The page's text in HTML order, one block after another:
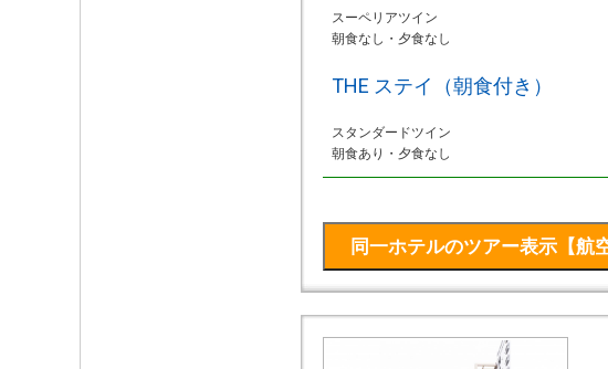
スーペリアツイン
朝食なし・夕食なし
THE ステイ（朝食付き）
スタンダードツイン
朝食あり・夕食なし